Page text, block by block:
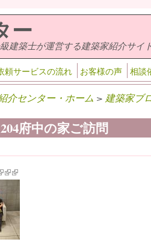
ー
建築士が運営する建築家紹介サイト
頼サービスの流れ お客様の声 相談
介センター・ホーム > 建築家ブ
府中の家ご訪問
external)
is external)
is external)
(link is external)
(link is external)